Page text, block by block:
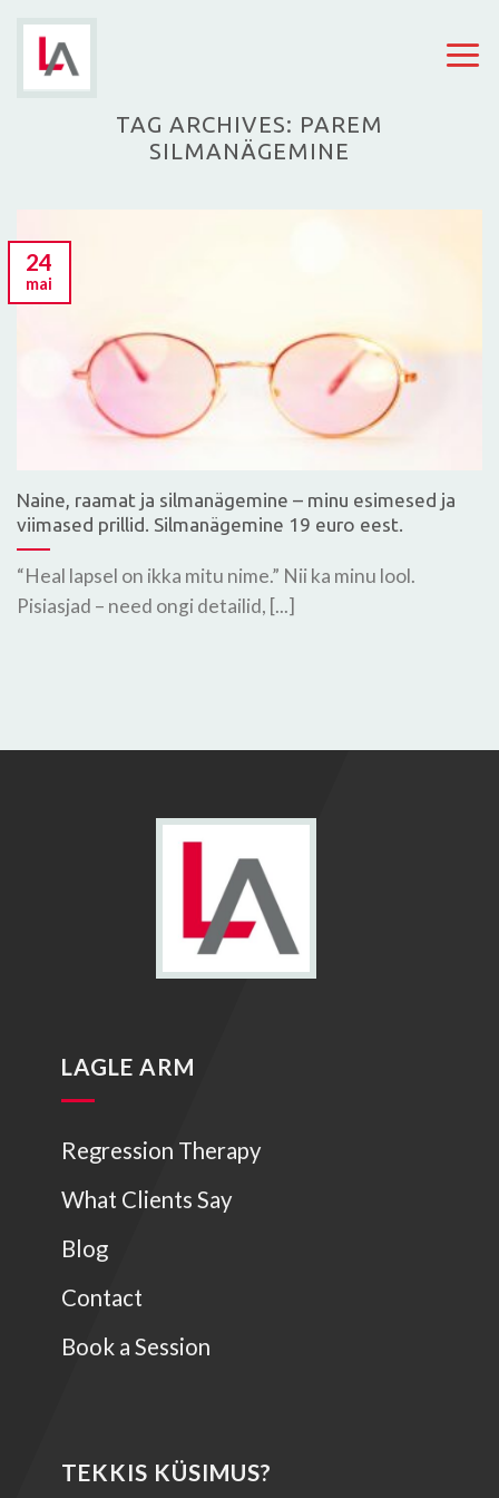
content
TAG ARCHIVES: PAREM
SILMANÄGEMINE
Naine, raamat ja silmanägemine – minu esimesed ja
viimased prillid. Silmanägemine 19 euro eest.
“Heal lapsel on ikka mitu nime.” Nii ka minu lool.
Pisiasjad – need ongi detailid, [...]
24
mai
LAGLE ARM
Regression Therapy
What Clients Say
Blog
Contact
Book a Session
TEKKIS KÜSIMUS?